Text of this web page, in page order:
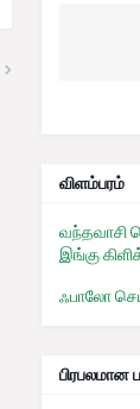
விளம்பரம்
வந்தவாசி
இங்கு
ஃபாலோ
பிரபலமான